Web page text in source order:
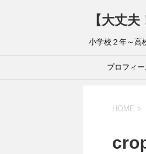
【大丈
小学校２年～高
プロフィ
HOME >